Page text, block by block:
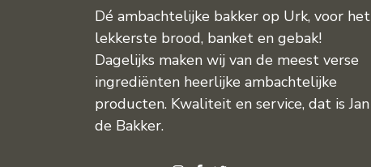
Dé ambachtelijke bakker op Urk, voor het
lekkerste brood, banket en gebak!
Dagelijks maken wij van de meest verse
ingrediënten heerlijke ambachtelijke
producten. Kwaliteit en service, dat is Jan
de Bakker.